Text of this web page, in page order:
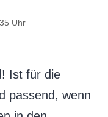
Uhr
Ist für die
passend, wenn